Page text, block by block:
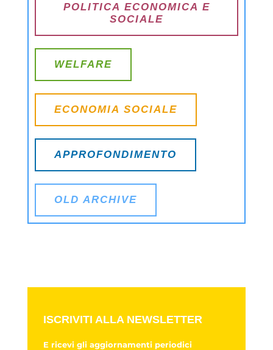
POLITICA ECONOMICA E
SOCIALE
WELFARE
ECONOMIA SOCIALE
APPROFONDIMENTO
OLD ARCHIVE
ISCRIVITI ALLA NEWSLETTER
E ricevi gli aggiornamenti periodici